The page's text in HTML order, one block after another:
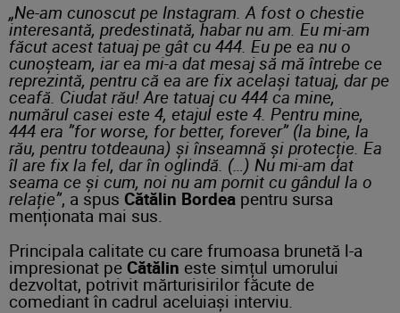
„Ne-am cunoscut pe Instagram. A fost o chestie
interesantă, predestinată, habar nu am. Eu mi-am
făcut acest tatuaj pe gât cu 444. Eu pe ea nu o
cunoșteam, iar ea mi-a dat mesaj să mă întrebe ce
reprezintă, pentru că ea are fix același tatuaj, dar pe
ceafă. Ciudat rău! Are tatuaj cu 444 ca mine,
numărul casei este 4, etajul este 4. Pentru mine,
444 era ”for worse, for better, forever” (la bine, la
rău, pentru totdeauna) și înseamnă și protecție. Ea
îl are fix la fel, dar în oglindă. (…) Nu mi-am dat
seama ce și cum, noi nu am pornit cu gândul la o
relație”, a spus Cătălin Bordea pentru sursa
menționata mai sus.
Principala calitate cu care frumoasa brunetă l-a
impresionat pe Cătălin este simțul umorului
dezvoltat, potrivit mărturisirilor făcute de
comediant în cadrul aceluiași interviu.